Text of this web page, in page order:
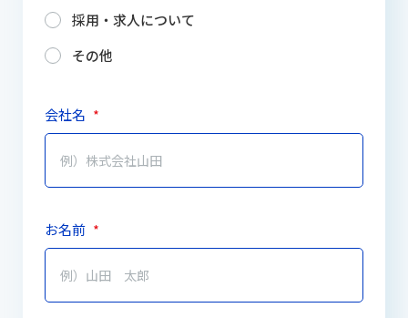
採用・求人について
その他
会社名 *
お名前 *